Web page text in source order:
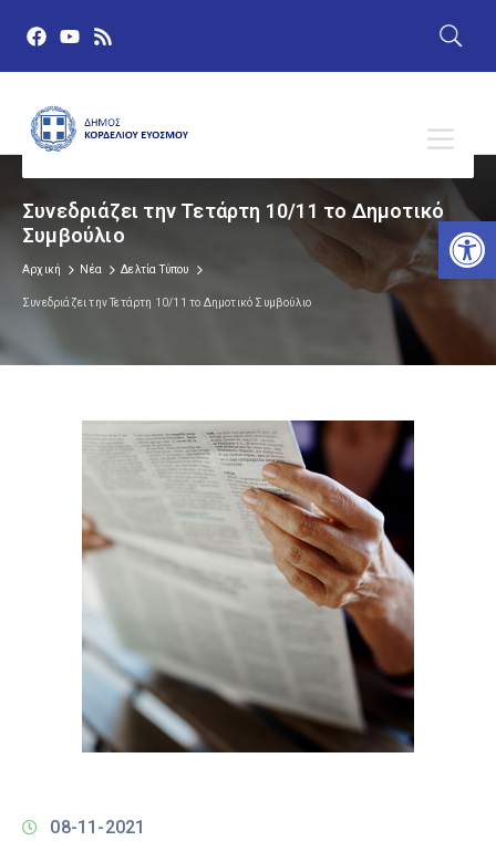
Συνεδριάζει την Τετάρτη 10/11 το Δημοτικό
Συμβούλιο
Αρχική Νέα Δελτία Τύπου
Συνεδριάζει την Τετάρτη 10/11 το Δημοτικό Συμβούλιο
08-11-2021